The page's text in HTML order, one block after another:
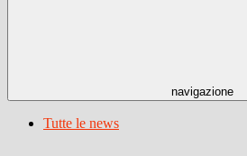
navigazione
Tutte le news